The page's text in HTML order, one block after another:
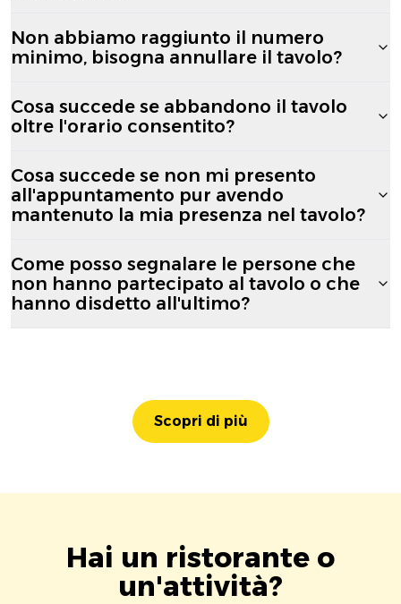
Non abbiamo raggiunto il numero
minimo, bisogna annullare il tavolo?
Cosa succede se abbandono il tavolo
oltre l'orario consentito?
Cosa succede se non mi presento
all'appuntamento pur avendo
mantenuto la mia presenza nel tavolo?
Come posso segnalare le persone che
non hanno partecipato al tavolo o che
hanno disdetto all'ultimo?
Scopri di più
Hai un ristorante o
un'attività?